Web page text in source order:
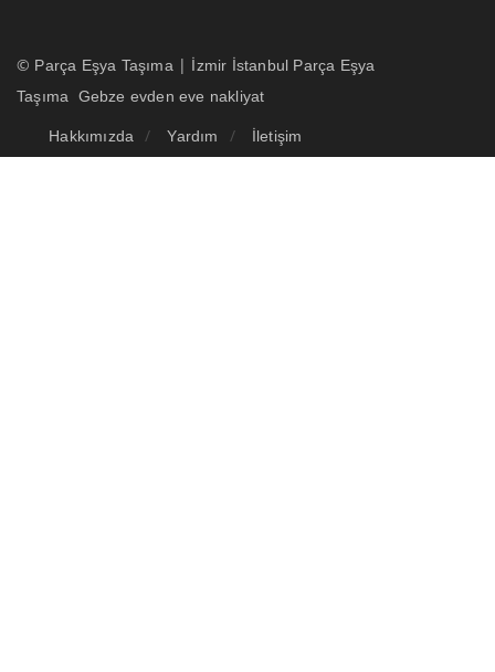
© Parça Eşya Taşıma | İzmir İstanbul Parça Eşya
Taşıma Gebze evden eve nakliyat
Hakkımızda Yardım İletişim